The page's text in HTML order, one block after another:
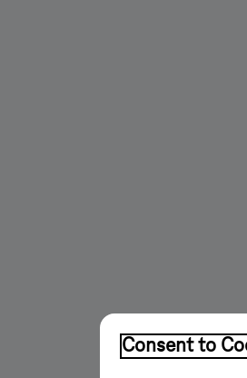
Consent to